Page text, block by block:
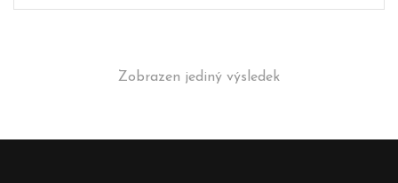
Zobrazen jediný výsledek